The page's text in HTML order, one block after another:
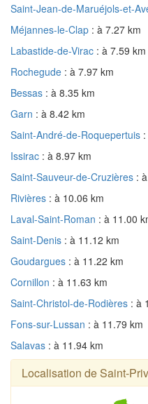
Saint-Jean-de-Maruéjols-et-
Méjannes-le-Clap : à 7.27 km
Labastide-de-Virac : à 7.59 km
Rochegude : à 7.97 km
Bessas : à 8.35 km
Garn : à 8.42 km
Saint-André-de-Roquepertuis
Issirac : à 8.97 km
Saint-Sauveur-de-Cruzières :
Rivières : à 10.06 km
Laval-Saint-Roman : à 11.00
Saint-Denis : à 11.12 km
Goudargues : à 11.22 km
Cornillon : à 11.63 km
Saint-Christol-de-Rodières : à
Fons-sur-Lussan : à 11.79 km
Salavas : à 11.94 km
Localisation de Saint-